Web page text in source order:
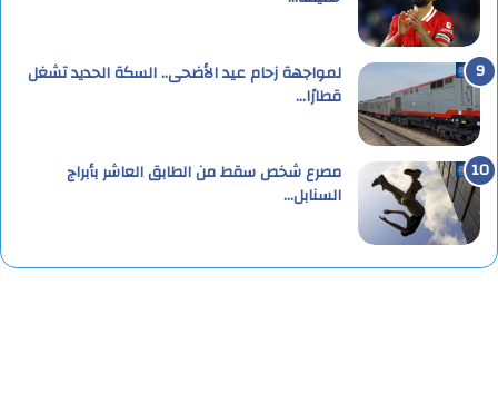
لمواجهة زحام عيد الأضحى.. السكة الحديد تشغل
قطارًا…
مصرع شخص سقط من الطابق العاشر بأبراج
السنابل…